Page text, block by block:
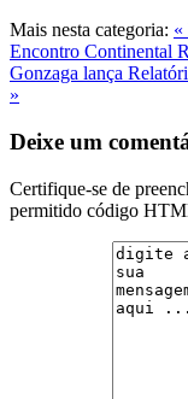
Mais nesta categoria: «
Encontro Continental
Gonzaga lança
»
Deixe um
Certifique-se de
permitido código